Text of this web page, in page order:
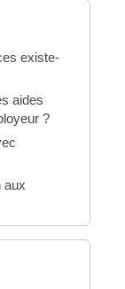
existe-
aides
?
aux